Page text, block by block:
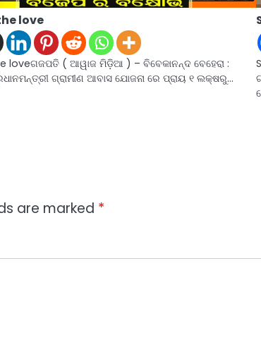
love
loveଗଜପତି ( ଆୱାଜ ମିଡ଼ିଆ ) – ବିବେକାନନ୍ଦ ବେହେରା :
ଗ୍ରାମୀଣ ଆବାସ ଯୋଜନା ରେ ପ୍ରାୟ ୧ ଲକ୍ଷରୁ…
are marked *